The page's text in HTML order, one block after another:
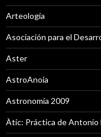
Arteología
Asociación para el
Aster
AstroAnoia
Astronomía 2009
Àtic: Práctica de Antonio